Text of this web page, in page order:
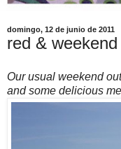
domingo, 12 de junio de 2011
red & weekend
Our usual weekend
and some delicious